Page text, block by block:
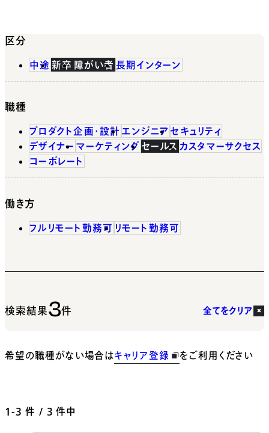
区分
中途 新卒 障がい者 長期インターン
職種
プロダクト企画・設計 エンジニア セキュリティ
デザイナー マーケティング セールス カスタマーサクセス
コーポレート
働き方
フルリモート勤務可 リモート勤務可
検索結果3件 全てをクリア
希望の職種がない場合はキャリア登録 をご利用ください
1-3 件 / 3 件中